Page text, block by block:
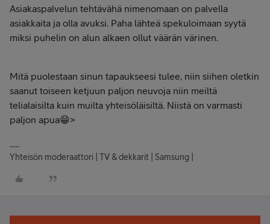
Asiakaspalvelun tehtävähä nimenomaan on palvella
asiakkaita ja olla avuksi. Paha lähteä spekuloimaan syytä
miksi puhelin on alun alkaen ollut väärän värinen.
Mitä puolestaan sinun tapaukseesi tulee, niin siihen oletkin
saanut toiseen ketjuun paljon neuvoja niin meiltä
telialaisilta kuin muilta yhteisöläisiltä. Niistä on varmasti
paljon apua😁>
Yhteisön moderaattori | TV & dekkarit | Samsung |